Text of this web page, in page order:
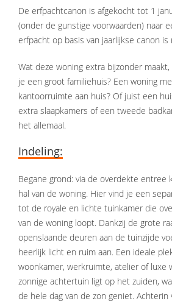
De erfpachtcanon is afgekocht tot 1
(onder de gunstige voorwaarden) naar
erfpacht op basis van jaarlijkse canon is
Wat deze woning extra bijzonder
je een groot familiehuis? Een woning
kantoorruimte aan huis? Of juist een
extra slaapkamers of een tweede
het allemaal.
Indeling:
Begane grond: via de overdekte entree
hal van de woning. Hier vind je een
tot de royale en lichte tuinkamer die
van de woning loopt. Dankzij de grote
openslaande deuren aan de tuinzijde
heerlijk licht en ruim aan. Een ideale
woonkamer, werkruimte, atelier of luxe
zonnige achtertuin ligt op het zuiden,
de hele dag van de zon geniet. Achterin